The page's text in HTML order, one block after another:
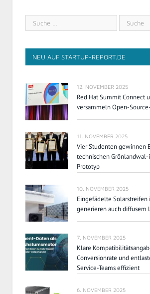
NEU AUF STARTUP-REPORT.DE
12. NOVEMBER 2025
Red Hat Summit Connect
versammeln Open-
11. NOVEMBER 2025
Vier Studenten gewinnen
technischen
Prototyp
10. NOVEMBER 2025
Eingefädelte Solarstreifen
generieren auch diffusem
7. NOVEMBER 2025
Klare
Conversionrate und
Service-Teams effizient
6. NOVEMBER 2025